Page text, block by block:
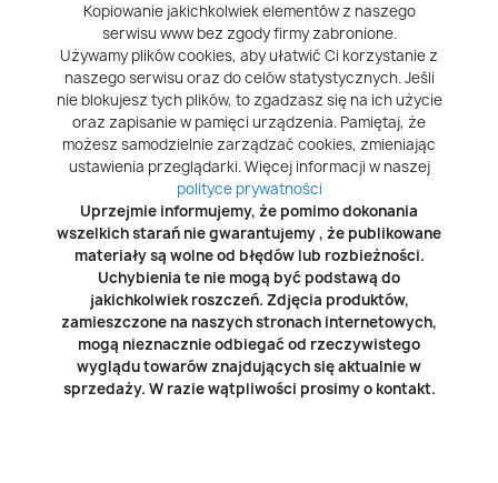
Kopiowanie jakichkolwiek elementów z naszego
serwisu www bez zgody firmy zabronione.
Używamy plików cookies, aby ułatwić Ci korzystanie z
naszego serwisu oraz do celów statystycznych. Jeśli
nie blokujesz tych plików, to zgadzasz się na ich użycie
oraz zapisanie w pamięci urządzenia. Pamiętaj, że
możesz samodzielnie zarządzać cookies, zmieniając
ustawienia przeglądarki. Więcej informacji w naszej
polityce prywatności
Uprzejmie informujemy, że pomimo dokonania
wszelkich starań nie gwarantujemy , że publikowane
materiały są wolne od błędów lub rozbieżności.
Uchybienia te nie mogą być podstawą do
jakichkolwiek roszczeń. Zdjęcia produktów,
zamieszczone na naszych stronach internetowych,
mogą nieznacznie odbiegać od rzeczywistego
wyglądu towarów znajdujących się aktualnie w
sprzedaży. W razie wątpliwości prosimy o kontakt.